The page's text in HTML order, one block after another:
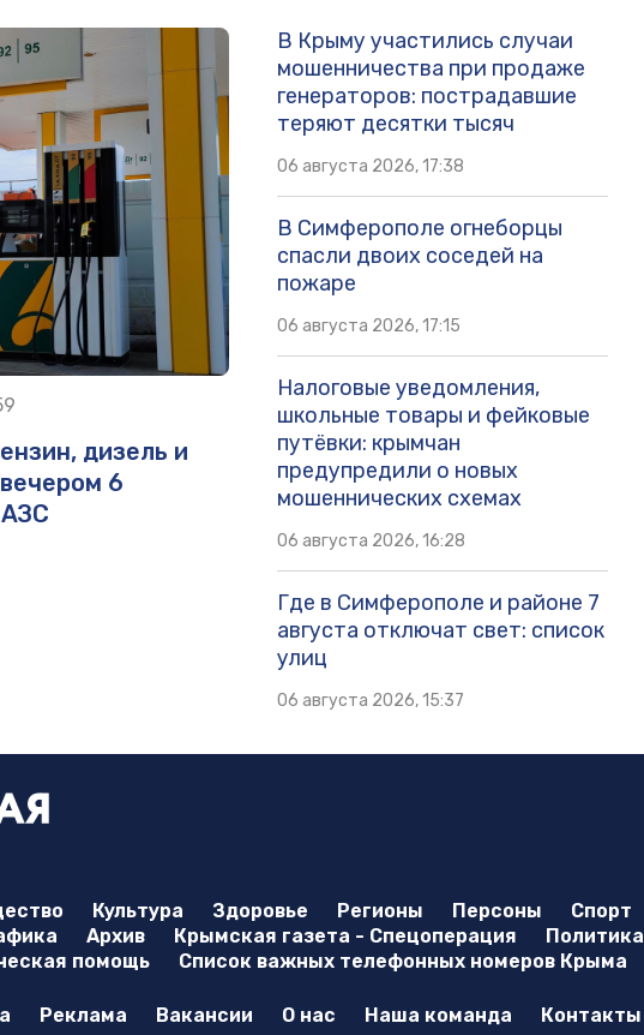
дизель и
6
АЗС
В Крыму участились случаи
мошенничества при продаже
генераторов: пострадавшие
теряют десятки тысяч
06 августа 2026, 17:38
В Симферополе огнеборцы
спасли двоих соседей на
пожаре
06 августа 2026, 17:15
Налоговые уведомления,
школьные товары и фейковые
путёвки: крымчан
предупредили о новых
мошеннических схемах
06 августа 2026, 16:28
Где в Симферополе и районе 7
августа отключат свет: список
улиц
06 августа 2026, 15:37
Культура Здоровье Регионы Персоны Спорт
Архив Крымская газета - Спецоперация Политика
помощь
Список важных телефонных номеров Крыма
Реклама Вакансии О нас Наша команда Контакты